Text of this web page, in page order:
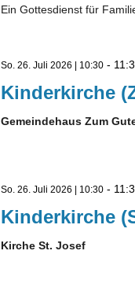
Ein Gottesdienst für
So. 26. Juli 2026 | 10:30 -
Kinderkirche
Gemeindehaus Zum
So. 26. Juli 2026 | 10:30 -
Kinderkirche
Kirche St. Josef